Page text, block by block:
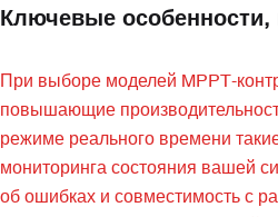
Ключевые особенности,
При выборе моделей MPPT-
повышающие
режиме реального времени
мониторинга состояния вашей
об ошибках и совместимость с